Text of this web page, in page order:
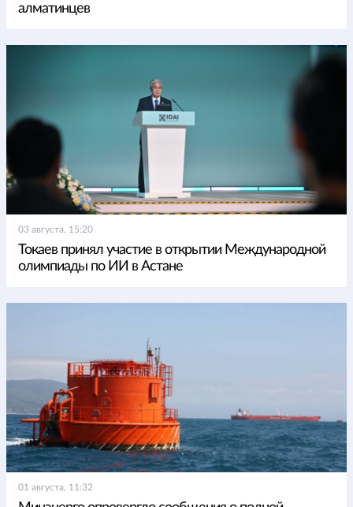
алматинцев
03 августа, 15:20
Токаев принял участие в открытии Международной
олимпиады по ИИ в Астане
01 августа, 11:32